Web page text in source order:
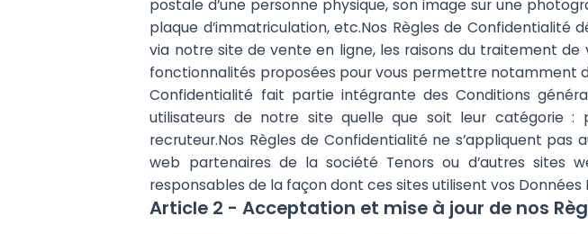
postale d’une personne physique, son image sur une
plaque d’immatriculation, etc.Nos Règles de
via notre site de vente en ligne, les raisons du traitement
fonctionnalités proposées pour vous permettre notamment
Confidentialité fait partie intégrante des Conditions
utilisateurs de notre site quelle que soit leur catégorie :
recruteur.Nos Règles de Confidentialité ne s’appliquent
web partenaires de la société Tenors ou d’autres sites
responsables de la façon dont ces sites utilisent vos Données
Article 2 - Acceptation et mise à jour de nos